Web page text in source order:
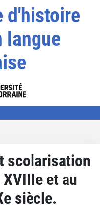
d'histoire
langue
scolarisation
et au
siècle.